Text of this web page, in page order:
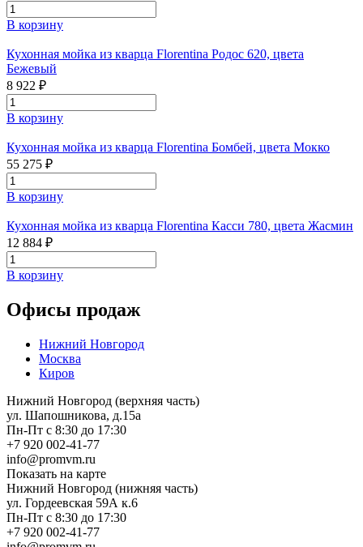
В корзину
Кухонная мойка из кварца Florentina Родос 620, цвета
Бежевый
8 922 ₽
В корзину
Кухонная мойка из кварца Florentina Бомбей, цвета Мокко
55 275 ₽
В корзину
Кухонная мойка из кварца Florentina Касси 780, цвета Жасмин
12 884 ₽
В корзину
Офисы продаж
Нижний Новгород
Москва
Киров
Нижний Новгород (верхняя часть)
ул. Шапошникова, д.15а
Пн-Пт с 8:30 до 17:30
+7 920 002-41-77
info@promvm.ru
Показать на карте
Нижний Новгород (нижняя часть)
ул. Гордеевская 59А к.6
Пн-Пт с 8:30 до 17:30
+7 920 002-41-77